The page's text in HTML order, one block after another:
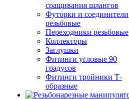
сращивания шлангов
Футорки и соединители
резьбовые
Переходники резьбовые
Коллекторы
Заглушки
Фитинги угловые 90
градусов
Фитинги тройники Т-
образные